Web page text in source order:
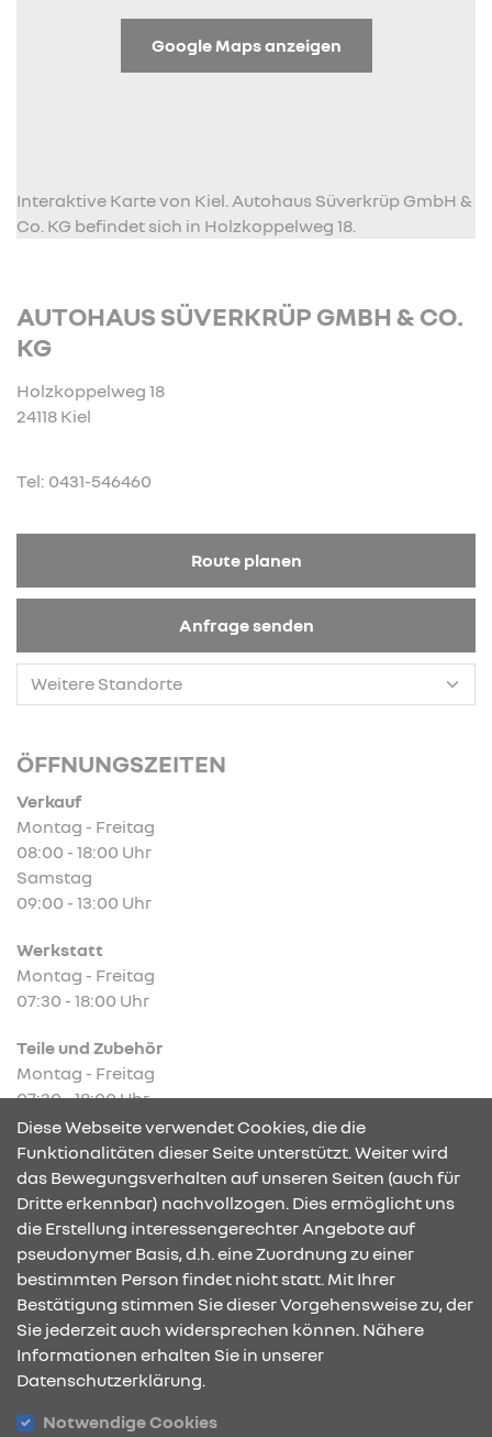
Google Maps anzeigen
Interaktive Karte von Kiel. Autohaus Süverkrüp GmbH &
Co. KG befindet sich in Holzkoppelweg 18.
AUTOHAUS SÜVERKRÜP GMBH & CO.
KG
Holzkoppelweg 18
24118 Kiel
Tel: 0431-546460
Route planen
Anfrage senden
ÖFFNUNGSZEITEN
Verkauf
Montag - Freitag
08:00 - 18:00 Uhr
Samstag
09:00 - 13:00 Uhr
Werkstatt
Montag - Freitag
07:30 - 18:00 Uhr
Teile und Zubehör
Montag - Freitag
07:30 - 18:00 Uhr
KONTAKT & ANFAHRT
ÖFFNUNGSZEITEN
Diese Webseite verwendet Cookies, die die
Funktionalitäten dieser Seite unterstützt. Weiter wird
das Bewegungsverhalten auf unseren Seiten (auch für
Dritte erkennbar) nachvollzogen. Dies ermöglicht uns
die Erstellung interessengerechter Angebote auf
pseudonymer Basis, d.h. eine Zuordnung zu einer
bestimmten Person findet nicht statt. Mit Ihrer
Bestätigung stimmen Sie dieser Vorgehensweise zu, der
Sie jederzeit auch widersprechen können. Nähere
Informationen erhalten Sie in unserer
Datenschutzerklärung.
Notwendige Cookies